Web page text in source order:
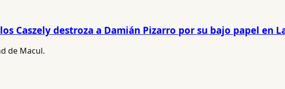
Caszely destroza a Damián Pizarro por su bajo papel en
de Macul.